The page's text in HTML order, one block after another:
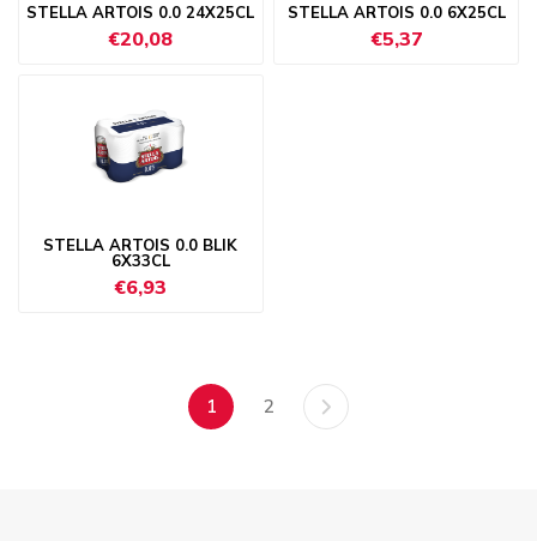
STELLA ARTOIS 0.0 24X25CL
€20,08
STELLA ARTOIS 0.0 6X25CL
€5,37
STELLA ARTOIS 0.0 BLIK
6X33CL
€6,93
1 2